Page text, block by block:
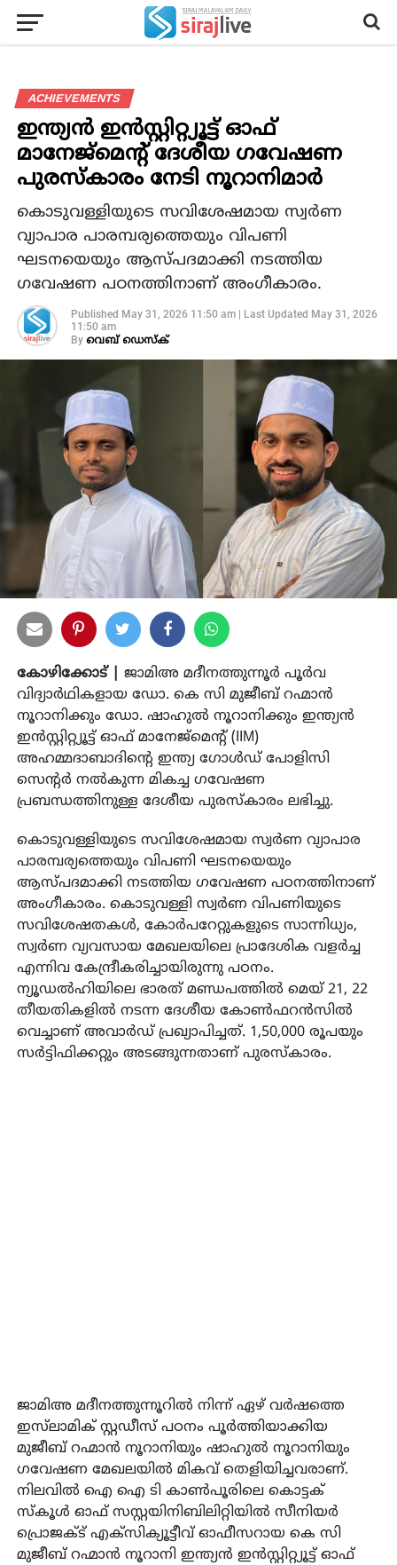
ACHIEVEMENTS
ഇന്ത്യന്‍ ഇന്‍സ്റ്റിറ്റ്യൂട്ട് ഓഫ്
മാനേജ്‌മെന്റ് ദേശീയ ഗവേഷണ
പുരസ്‌കാരം നേടി നൂറാനിമാര്‍
കൊടുവള്ളിയുടെ സവിശേഷമായ സ്വര്‍ണ
വ്യാപാര പാരമ്പര്യത്തെയും വിപണി
ഘടനയെയും ആസ്പദമാക്കി നടത്തിയ
ഗവേഷണ പഠനത്തിനാണ് അംഗീകാരം.
Published May 31, 2026 11:50 am| Last Updated May 31, 2026
11:50 am
By വെബ് ഡെസ്‌ക്
കോഴിക്കോട് |
ജാമിഅ മദീനത്തുന്നൂര്‍ പൂര്‍വ
വിദ്യാര്‍ഥികളായ ഡോ. കെ സി മുജീബ് റഹ്മാന്‍
നൂറാനിക്കും ഡോ. ഷാഹുല്‍ നൂറാനിക്കും ഇന്ത്യന്‍
ഇന്‍സ്റ്റിറ്റ്യൂട്ട് ഓഫ് മാനേജ്‌മെന്റ് (IIM)
അഹമ്മദാബാദിന്റെ ഇന്ത്യ ഗോള്‍ഡ് പോളിസി
സെന്റര്‍ നല്‍കുന്ന മികച്ച ഗവേഷണ
പ്രബന്ധത്തിനുള്ള ദേശീയ പുരസ്‌കാരം ലഭിച്ചു.
കൊടുവള്ളിയുടെ സവിശേഷമായ സ്വര്‍ണ വ്യാപാര
പാരമ്പര്യത്തെയും വിപണി ഘടനയെയും
ആസ്പദമാക്കി നടത്തിയ ഗവേഷണ പഠനത്തിനാണ്
അംഗീകാരം. കൊടുവള്ളി സ്വര്‍ണ വിപണിയുടെ
സവിശേഷതകള്‍, കോര്‍പറേറ്റുകളുടെ സാന്നിധ്യം,
സ്വര്‍ണ വ്യവസായ മേഖലയിലെ പ്രാദേശിക വളര്‍ച്ച
എന്നിവ കേന്ദ്രീകരിച്ചായിരുന്നു പഠനം.
ന്യൂഡല്‍ഹിയിലെ ഭാരത് മണ്ഡപത്തില്‍ മെയ് 21, 22
തീയതികളില്‍ നടന്ന ദേശീയ കോണ്‍ഫറന്‍സില്‍
വെച്ചാണ് അവാര്‍ഡ് പ്രഖ്യാപിച്ചത്. 1,50,000 രൂപയും
സര്‍ട്ടിഫിക്കറ്റും അടങ്ങുന്നതാണ് പുരസ്‌കാരം.
ജാമിഅ മദീനത്തുന്നൂറില്‍ നിന്ന് ഏഴ് വര്‍ഷത്തെ
ഇസ്‌ലാമിക് സ്റ്റഡീസ് പഠനം പൂര്‍ത്തിയാക്കിയ
മുജീബ് റഹ്മാന്‍ നൂറാനിയും ഷാഹുല്‍ നൂറാനിയും
ഗവേഷണ മേഖലയില്‍ മികവ് തെളിയിച്ചവരാണ്.
നിലവില്‍ ഐ ഐ ടി കാണ്‍പൂരിലെ കൊട്ടക്
സ്‌കൂള്‍ ഓഫ് സസ്റ്റയിനിബിലിറ്റിയില്‍ സീനിയര്‍
പ്രൊജക്ട് എക്‌സിക്യൂട്ടീവ് ഓഫീസറായ കെ സി
മുജീബ് റഹ്മാന്‍ നൂറാനി ഇന്ത്യന്‍ ഇന്‍സ്റ്റിറ്റ്യൂട്ട് ഓഫ്